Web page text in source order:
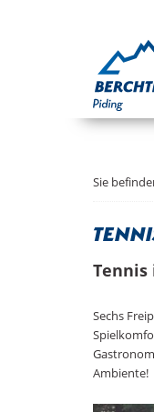
Sie
Tennis
Sechs
Ambiente!